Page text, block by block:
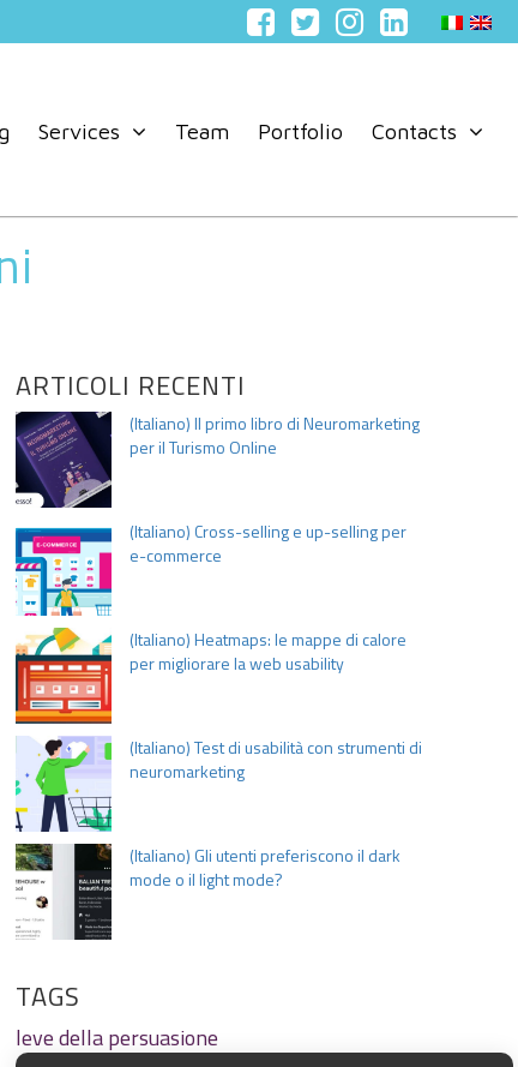
Services Team Portfolio Contacts
ARTICOLI RECENTI
(Italiano) Il primo libro di Neuromarketing
per il Turismo Online
(Italiano) Cross-selling e up-selling per
e-commerce
(Italiano) Heatmaps: le mappe di calore
per migliorare la web usability
(Italiano) Test di usabilità con strumenti di
neuromarketing
(Italiano) Gli utenti preferiscono il dark
mode o il light mode?
TAGS
leve della persuasione